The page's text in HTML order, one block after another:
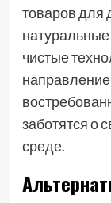
товаров для
натуральные
чистые
заботятся о
среде.